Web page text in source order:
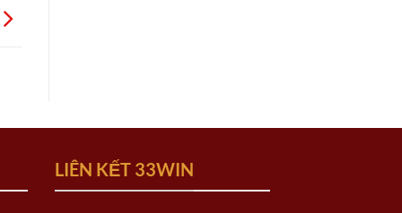
LIÊN KẾT 33WIN